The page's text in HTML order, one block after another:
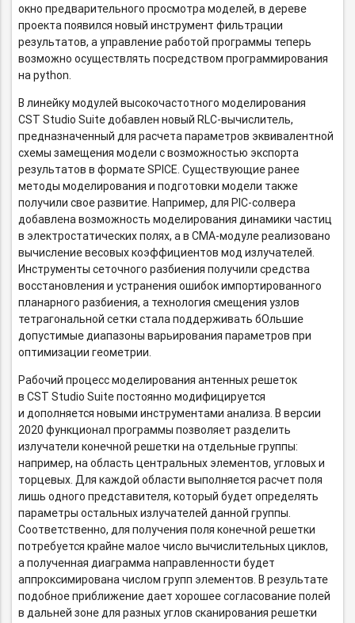
окно предварительного просмотра моделей, в дереве
проекта появился новый инструмент фильтрации
результатов, а управление работой программы теперь
возможно осуществлять посредством программирования
на python.
В линейку модулей высокочастотного моделирования
CST Studio Suite добавлен новыйRLC-вычислитель,
предназначенный для расчета параметров эквивалентной
схемы замещения модели с возможностью экспорта
результатов в формате SPICE. Существующие ранее
методы моделирования и подготовки модели также
получили свое развитие. Например, дляPIC-солвера
добавлена возможность моделирования динамики частиц
в электростатических полях,а в CMA-модулереализовано
вычисление весовых коэффициентов мод излучателей.
Инструменты сеточного разбиения получили средства
восстановления и устранения ошибок импортированного
планарного разбиения, а технология смещения узлов
тетрагональной сетки стала поддерживать бОльшие
допустимые диапазоны варьирования параметров при
оптимизации геометрии.
Рабочий процесс моделирования антенных решеток
в CST Studio Suite постоянно модифицируется
и дополняется новыми инструментами анализа. В версии
2020 функционал программы позволяет разделить
излучатели конечной решетки на отдельные группы:
например, на область центральных элементов, угловых и
торцевых. Для каждой области выполняется расчет поля
лишь одного представителя, который будет определять
параметры остальных излучателей данной группы.
Соответственно, для получения поля конечной решетки
потребуется крайне малое число вычислительных циклов,
а полученная диаграмма направленности будет
аппроксимирована числом групп элементов. В результате
подобное приближение дает хорошее согласование полей
в дальней зоне для разных углов сканирования решетки